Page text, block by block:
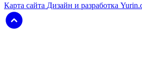
Карта сайта Дизайн и разработка